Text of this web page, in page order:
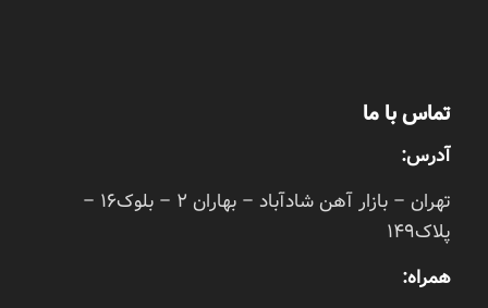
تماس با ما
آدرس:
تهران – بازار آهن شادآباد – بهاران 2 – بلوک16 –
پلاک149
همراه: